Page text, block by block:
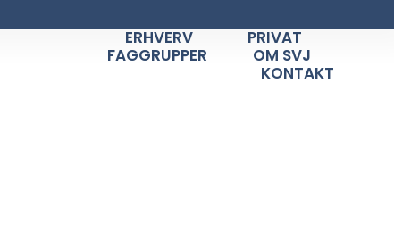
ERHVERV
PRIVAT
FAGGRUPPER
OM SVJ
KONTAKT